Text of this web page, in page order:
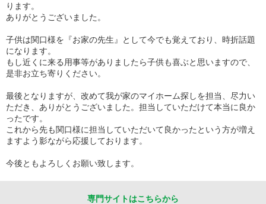
ります。
ありがとうございました。
子供は関口様を『お家の先生』として今でも覚えており、時折話題
になります。
もし近くに来る用事等がありましたら子供も喜ぶと思いますので、
是非お立ち寄りください。
最後となりますが、改めて我が家のマイホーム探しを担当、尽力い
ただき、ありがとうございました。担当していただけて本当に良か
ったです。
これから先も関口様に担当していただいて良かったという方が増え
ますよう影ながら応援しております。
今後ともよろしくお願い致します。
専門サイトはこちらから